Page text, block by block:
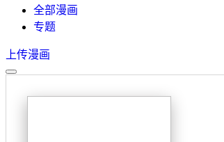
全部漫画
专题
上传漫画